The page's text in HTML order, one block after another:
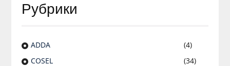
Рубрики
ADDA
(4)
COSEL
(34)